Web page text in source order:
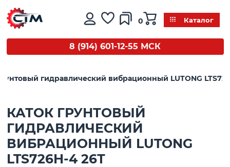
0 Каталог
8 (914) 601-12-55 МСК
гидравлический вибрационный LUTONG
КАТОК ГРУНТОВЫЙ
ГИДРАВЛИЧЕСКИЙ
ВИБРАЦИОННЫЙ LUTONG
LTS726H-4 26Т